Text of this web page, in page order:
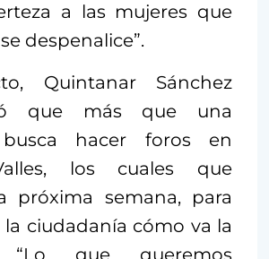
a las mujeres que
despenalice”.
Quintanar Sánchez
que más que una
busca hacer foros en
los cuales que
próxima semana, para
ciudadanía cómo va la